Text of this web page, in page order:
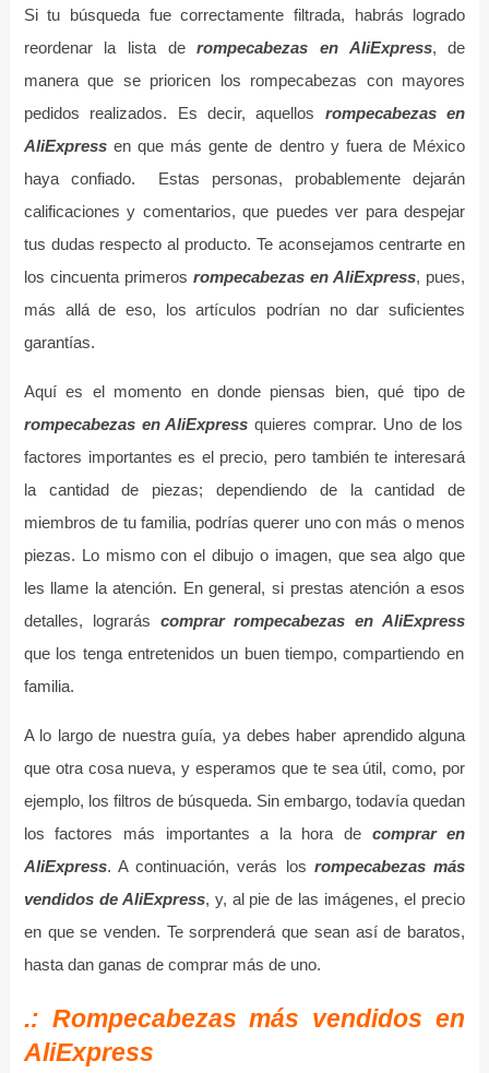
Si tu búsqueda fue correctamente filtrada, habrás logrado
reordenar la lista derompecabezas en AliExpress, de
manera que se prioricen los rompecabezas con mayores
pedidos realizados. Es decir, aquellos rompecabezas en
AliExpressen que más gente de dentro y fuera de México
haya confiado. Estas personas, probablemente dejarán
calificaciones y comentarios, que puedes ver para despejar
tus dudas respecto al producto. Te aconsejamos centrarte en
los cincuenta primeros rompecabezas en AliExpress, pues,
más allá de eso, los artículos podrían no dar suficientes
garantías.
Aquí es el momento en donde piensas bien, qué tipo de
rompecabezas en AliExpress quieres comprar. Uno de los
factores importantes es el precio, pero también te interesará
la cantidad de piezas; dependiendo de la cantidad de
miembros de tu familia, podrías querer uno con más o menos
piezas. Lo mismo con el dibujo o imagen, que sea algo que
les llame la atención. En general, si prestas atención a esos
detalles, lograrás comprar rompecabezas en AliExpress
que los tenga entretenidos un buen tiempo, compartiendo en
familia.
A lo largo de nuestra guía, ya debes haber aprendido alguna
que otra cosa nueva, y esperamos que te sea útil, como, por
ejemplo, los filtros de búsqueda. Sin embargo, todavía quedan
los factores más importantes a la hora de comprar en
AliExpress. A continuación, verás los rompecabezas más
vendidos de AliExpress, y, al pie de las imágenes, el precio
en que se venden. Te sorprenderá que sean así de baratos,
hasta dan ganas de comprar más de uno.
.: Rompecabezas más vendidos en
AliExpress